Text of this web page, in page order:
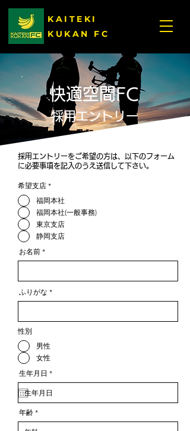
KAITEKI
KUKAN FC
快適空間FC
採用エントリー
採用エントリーをご希望の方は、以下のフォーム
に必要事項を記入のうえ送信して下さい。
希望支店 *
福岡本社
福岡本社(一般事務)
東京支店
静岡支店
お名前
ふりがな
性別
男性
女性
生年月日 *r
i
d
年齢